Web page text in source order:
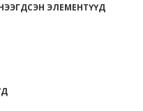
ЭЛЕМЕНТҮҮД